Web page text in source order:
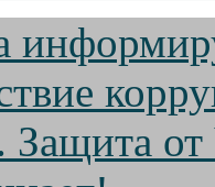
Защита